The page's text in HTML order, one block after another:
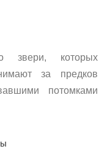
звери, которых
за предков
потомками